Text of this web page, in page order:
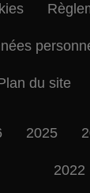
du site
2025
2022